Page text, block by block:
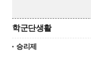
학군단생활
승리제